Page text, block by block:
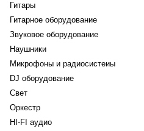
Гитары
Гитарное оборудование
Звуковое оборудование
Наушники
Микрофоны и радиосистеиы
DJ оборудование
Свет
Оркестр
HI-FI аудио